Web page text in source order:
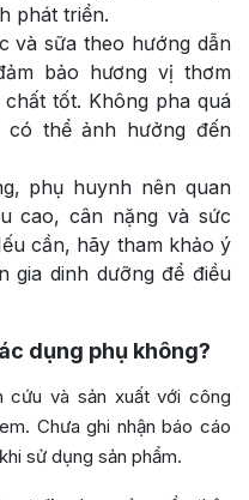
phát triển.
và sữa theo hướng dẫn
bảo hương vị thơm
tốt. Không pha quá
có thể ảnh hưởng đến
phụ huynh nên quan
cao, cân nặng và sức
cần, hãy tham khảo ý
gia dinh dưỡng để điều
dụng phụ không?
cứu và sản xuất với công
Chưa ghi nhận báo cáo
sử dụng sản phẩm.